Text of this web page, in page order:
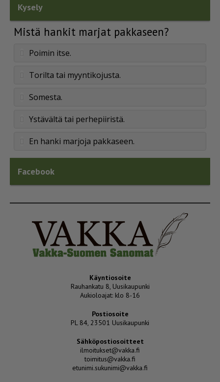
Kysely
Mistä hankit marjat pakkaseen?
Poimin itse.
Torilta tai myyntikojusta.
Somesta.
Ystävältä tai perhepiiristä.
En hanki marjoja pakkaseen.
Facebook
Käyntiosoite
Rauhankatu 8, Uusikaupunki
Aukioloajat: klo 8-16
Postiosoite
PL 84, 23501 Uusikaupunki
Sähköpostiosoitteet
ilmoitukset@vakka.fi
toimitus@vakka.fi
etunimi.sukunimi@vakka.fi